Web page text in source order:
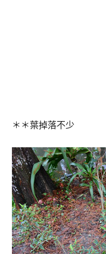
＊＊葉掉落不少